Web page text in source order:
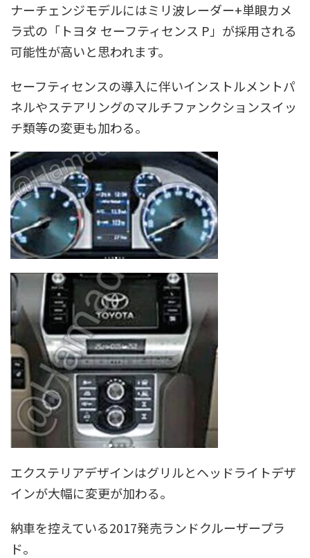
ナーチェンジモデルにはミリ波レーダー+単眼カメ
ラ式の「トヨタ セーフティセンス P」が採用される
可能性が高いと思われます。
セーフティセンスの導入に伴いインストルメントパ
ネルやステアリングのマルチファンクションスイッ
チ類等の変更も加わる。
エクステリアデザインはグリルとヘッドライトデザ
インが大幅に変更が加わる。
納車を控えている2017発売ランドクルーザープラ
ド。